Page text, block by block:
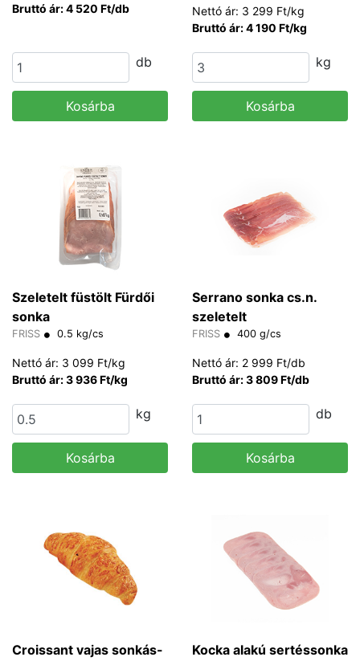
Bruttó ár: 4 520 Ft/db
db
Kosárba
Nettó ár: 3 299 Ft/kg
Bruttó ár: 4 190 Ft/kg
kg
Kosárba
Szeletelt füstölt Fürdői
sonka
FRISS 0.5 kg/cs
Nettó ár: 3 099 Ft/kg
Bruttó ár: 3 936 Ft/kg
kg
Kosárba
Serrano sonka cs.n.
szeletelt
FRISS 400 g/cs
Nettó ár: 2 999 Ft/db
Bruttó ár: 3 809 Ft/db
db
Kosárba
Croissant vajas sonkás-
Kocka alakú sertéssonka